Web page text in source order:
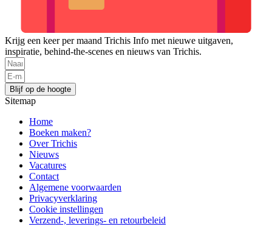
Krijg een keer per maand Trichis Info met nieuwe uitgaven,
inspiratie, behind-the-scenes en nieuws van Trichis.
Blijf op de hoogte
Sitemap
Home
Boeken maken?
Over Trichis
Nieuws
Vacatures
Contact
Algemene voorwaarden
Privacyverklaring
Cookie instellingen
Verzend-, leverings- en retourbeleid